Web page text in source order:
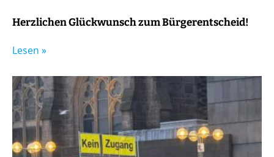
Herzlichen Glückwunsch zum Bürgerentscheid!
Lesen »